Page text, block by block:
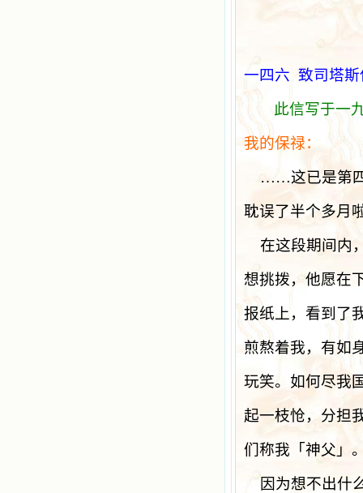
一四六 致司塔
此信写于一
我的保禄：
……这已是第
耽误了半个多月
在这段期间内
想挑拨，他愿在
报纸上，看到了
煎熬着我，有如
玩笑。如何尽我
起一枝怆，分担
们称我「神父」
因为想不出什